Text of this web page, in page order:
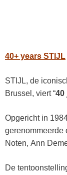
40+ years STIJL
STIJL, de
Brussel, viert “40
Opgericht in
gerenommeerde
Noten, Ann
De